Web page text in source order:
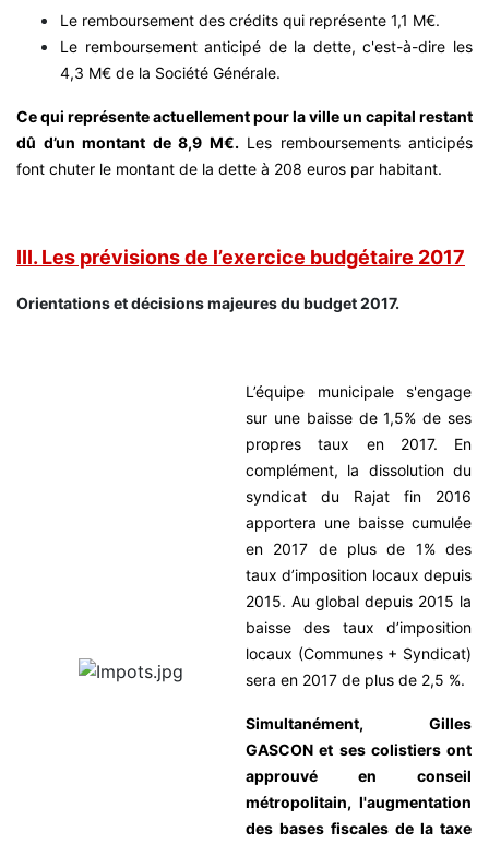
Le remboursement des crédits qui représente 1,1 M€.
Le remboursement anticipé de la dette, c'est-à-dire les
4,3 M€ de la Société Générale.
Ce qui représente actuellement pour la ville un capital restant
dû d’un montant de 8,9 M€.Les remboursements anticipés
font chuter le montant de la dette à 208 euros par habitant.
III. Les prévisions de l’exercice budgétaire 2017
Orientations et décisions majeures du budget 2017.
L’équipe municipale s'engage
sur une baisse de 1,5% de ses
propres taux en 2017. En
complément, la dissolution du
syndicat du Rajat fin 2016
apportera une baisse cumulée
en 2017 de plus de 1% des
taux d’imposition locaux depuis
2015. Au global depuis 2015 la
baisse des taux d’imposition
locaux (Communes + Syndicat)
sera en 2017 de plus de 2,5 %.
Simultanément, Gilles
GASCON et ses colistiers ont
approuvé en conseil
métropolitain, l'augmentation
des bases fiscales de la taxe